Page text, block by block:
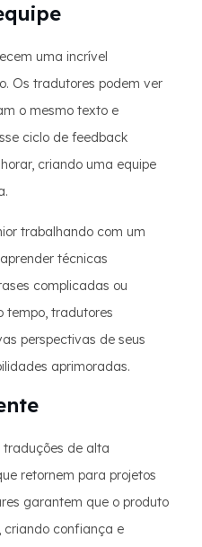
uma incrível
Os tradutores podem ver
o mesmo texto e
ciclo de feedback
criando uma equipe
trabalhando com um
técnicas
complicadas ou
tempo, tradutores
perspectivas de seus
aprimoradas.
traduções de alta
retornem para projetos
garantem que o produto
criando confiança e